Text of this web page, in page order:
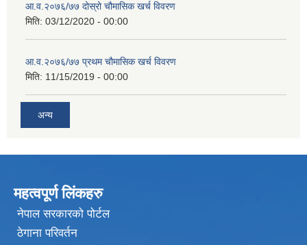
आ.व.२०७६/७७ दोस्रो चौमासिक खर्च विवरण
मिति: 03/12/2020 - 00:00
आ.व.२०७६/७७ प्रथम चौमासिक खर्च विवरण
मिति: 11/15/2019 - 00:00
अन्य
महत्वपूर्ण लिंकहरु
नेपाल सरकारको पोर्टल
ठेगाना परिवर्तन